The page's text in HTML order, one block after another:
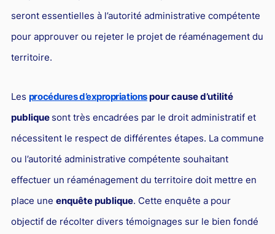
L'industrie
Grande entreprise
Droit de l'environnement et des énergies renouvelables
Concurrence déloyale
Transport
Restructuration d'entreprise
seront essentielles à l’autorité administrative compétente
pour approuver ou rejeter le projet de réaménagement du
territoire.
Les procédures d’expropriationspour cause d’utilité
publique sont très encadrées par le droit administratif et
nécessitent le respect de différentes étapes. La commune
ou l’autorité administrative compétente souhaitant
effectuer un réaménagement du territoire doit mettre en
place une enquête publique. Cette enquête a pour
objectif de récolter divers témoignages sur le bien fondé